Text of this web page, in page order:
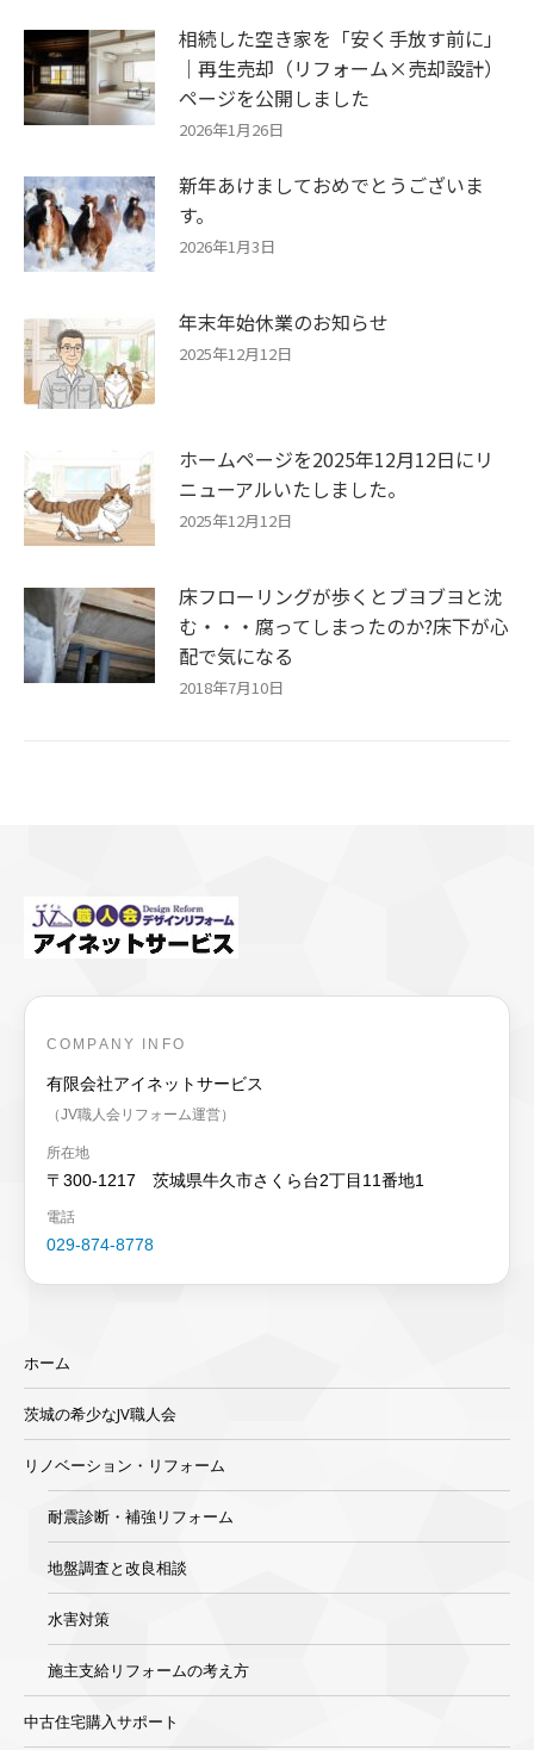
相続した空き家を「安く手放す前に」
｜再生売却（リフォーム×売却設計）
ページを公開しました
2026年1月26日
新年あけましておめでとうございま
す。
2026年1月3日
年末年始休業のお知らせ
2025年12月12日
ホームページを2025年12月12日にリ
ニューアルいたしました。
2025年12月12日
床フローリングが歩くとブヨブヨと沈
む・・・腐ってしまったのか?床下が心
配で気になる
2018年7月10日
COMPANY INFO
有限会社アイネットサービス
（JV職人会リフォーム運営）
所在地
〒300-1217 茨城県牛久市さくら台2丁目11番地1
電話
029-874-8778
ホーム
茨城の希少なJV職人会
リノベーション・リフォーム
耐震診断・補強リフォーム
地盤調査と改良相談
水害対策
施主支給リフォームの考え方
中古住宅購入サポート